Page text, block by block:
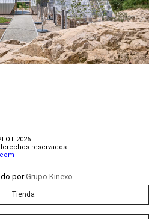
2026
reservados
porGrupo Kinexo.
Tienda